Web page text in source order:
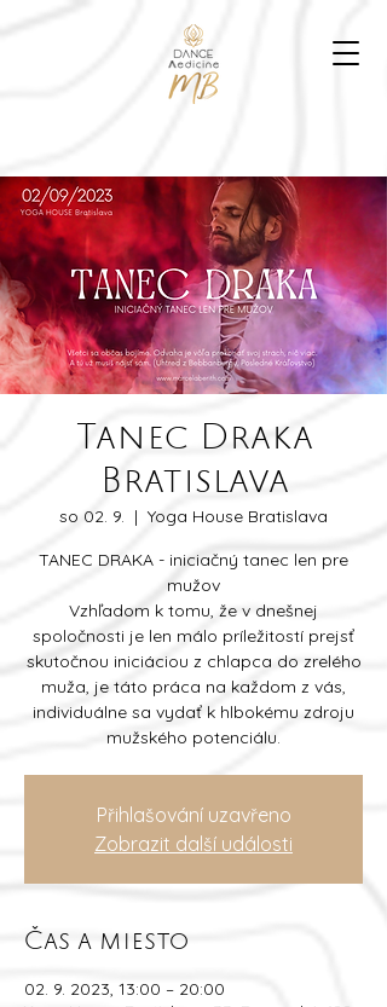
Tanec Draka
Bratislava
so 02. 9.
  |
Yoga House Bratislava
TANEC DRAKA - iniciačný tanec len pre
mužov
Vzhľadom k tomu, že v dnešnej
spoločnosti je len málo príležitostí prejsť
skutočnou iniciáciou z chlapca do zrelého
muža, je táto práca na každom z vás,
individuálne sa vydať k hlbokému zdroju
Přihlašování uzavřeno
Zobrazit další události
Čas a miesto
02. 9. 2023, 13:00 – 20:00